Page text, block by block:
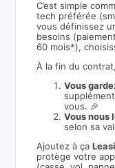
C’est simple
tech préférée
vous définissez
besoins
60 mois*),
À la fin du
Vous
vous. 🎉
Vous nous
selon sa
Ajoutez à ça
protège votre